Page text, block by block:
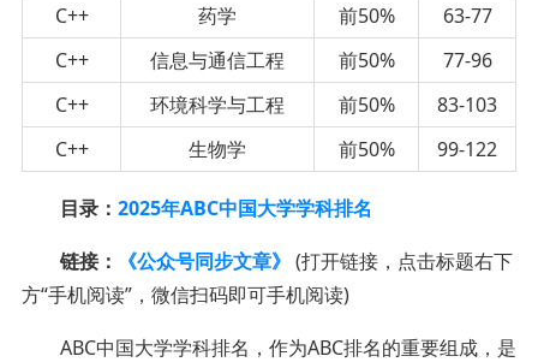
C++
药学 前50%
63-77
C++
信息与通信工程 前50%
77-96
C++
环境科学与工程 前50%
83-103
C++
生物学 前50% 99-122
目录： 2025年ABC中国大学学科排名
链接：
《公众号同步文章》 (打开链接，点击标题右下
方“手机阅读”，微信扫码即可手机阅读)
ABC中国大学学科排名，作为ABC排名的重要组成，是